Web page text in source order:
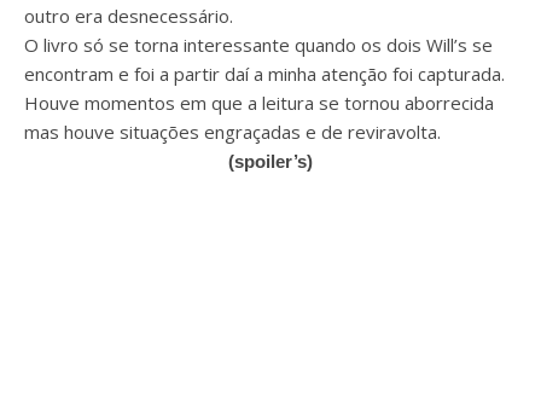
outro era desnecessário.
O livro só se torna interessante quando os dois Will’s se
encontram e foi a partir daí a minha atenção foi capturada.
Houve momentos em que a leitura se tornou aborrecida
mas houve situações engraçadas e de reviravolta.
(spoiler’s)